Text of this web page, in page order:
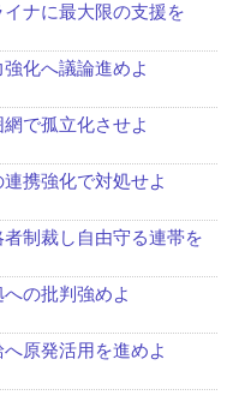
ナに最大限の支援を
化へ議論進めよ
で孤立化させよ
携強化で対処せよ
制裁し自由守る連帯を
の批判強めよ
原発活用を進めよ